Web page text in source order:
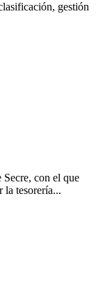
gestión
con el que
la tesorería...